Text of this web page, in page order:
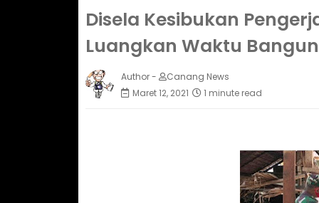
Disela Kesibukan
Luangkan Waktu
Author -
Canang News
Maret 12, 2021
1 minute read